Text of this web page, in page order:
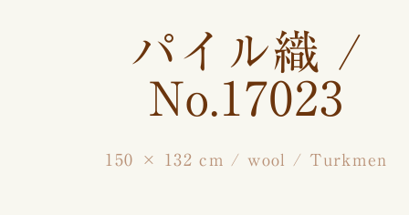
パイル織 /
No.17023
150 × 132 cm / wool / Turkmen